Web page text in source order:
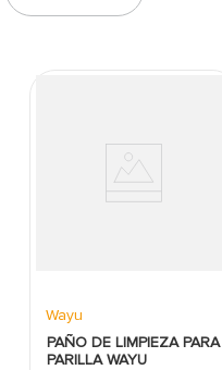
Wayu
PAÑO DE LIMPIEZA PARA
PARILLA WAYU